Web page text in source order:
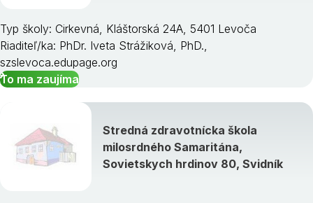
Typ školy: Cirkevná, Kláštorská 24A, 5401 Levoča
Riaditeľ/ka: PhDr. Iveta Strážiková, PhD.,
szslevoca.edupage.org
To ma zaujíma
Stredná zdravotnícka škola
milosrdného Samaritána,
Sovietskych hrdinov 80, Svidník